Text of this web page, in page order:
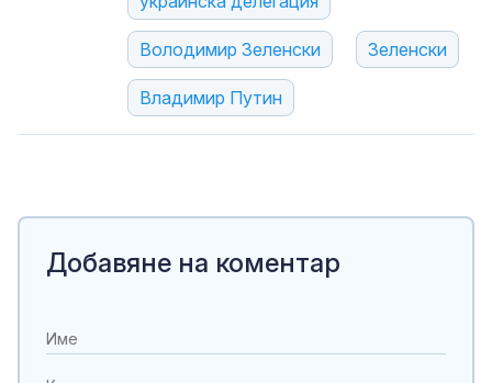
Володимир Зеленски Зеленски
Владимир Путин
Добавяне на коментар